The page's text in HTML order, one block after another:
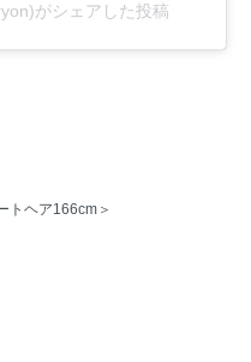
がシェアした投稿
トヘア166cm＞